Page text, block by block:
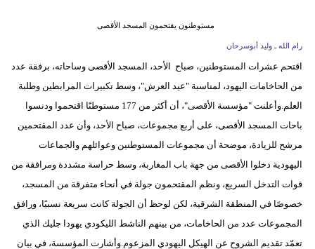
علوم
وتكنولوجيا
مدوَّنات
أبراج
فيديو
مستوطنون يقتحمون المسجد الأقصى
رام الله ـ وليد أبوسرحان
اقتحم عشرات المستوطنين، صباح الأحد، المسجد الأقصى وساحاته، برفقة عدد
من الحاخامات اليهود، لمناسبة "عيد العرش"، وسط تكبيرات المرابطين وطلبة
العلم.وأعلنت "مؤسسة الأقصى"، أن أكثر من 177 مستوطنًا اقتحموا ودنسوا
باحات المسجد الأقصى، على أربع مجموعات، صباح الأحد، وأن عدد المقتحمين
مرشح للزيادة، موضحة أن مجموعات المستوطنين وعوائلهم والجماعات
اليهودية دخلوا الأقصى من جهة باب المغاربة، وسط حراسة مشددة ومرافقة من
قوات التدخل السريع، ونظم المقتحمون جولة في أنحاء متفرقة من المسجد،
خصوصًا في المنطقة الشرقية، لكن لوحظ أن الجولة كانت سريعة نسبيًا، ورافق
المجموعات عدد من الحاخامات، من بينهم الناشط الليكودي يهودا جليك الذي
تعمّد تقديم الشروح عن الهيكل اليهودي المزعوم.وأشارت المؤسسة، في بيان